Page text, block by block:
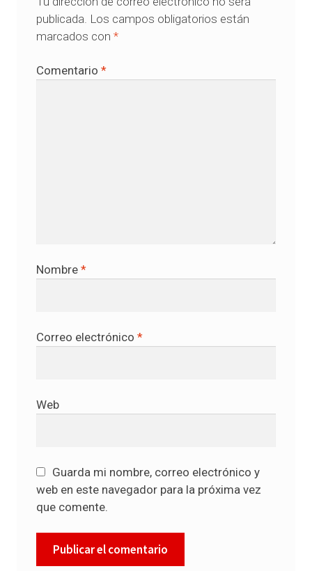
publicada. Los campos obligatorios están
marcados con *
Comentario *
Nombre *
Correo electrónico *
Web
Guarda mi nombre, correo electrónico y
web en este navegador para la próxima vez
que comente.